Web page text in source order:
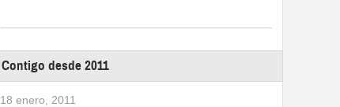
Contigo desde 2011
18 enero, 2011